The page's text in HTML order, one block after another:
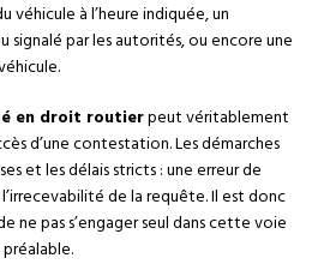
véhicule à l’heure indiquée, un
par les autorités, ou encore une
en droit routierpeut véritablement
d’une contestation. Les démarches
et les délais stricts : une erreur de
de la requête. Il est donc
ne pas s’engager seul dans cette voie